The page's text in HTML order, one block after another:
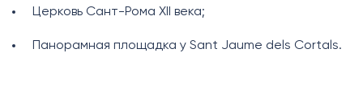
Церковь Сант-Рома XII века;
Панорамная площадка у Sant Jaume dels Cortals.